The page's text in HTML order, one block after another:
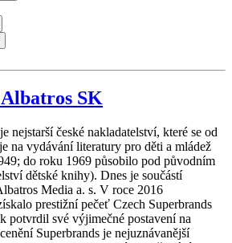
SK
nejstarší české nakladatelství, které se od
na vydávání literatury pro děti a mládež
do roku 1969 působilo pod původním
dětské knihy). Dnes je součástí
Media a. s. V roce 2016
prestižní pečeť Czech Superbrands
potvrdil své výjimečné postavení na
Superbrands je nejuznávanější